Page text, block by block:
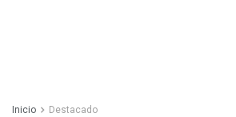
Inicio Destacado